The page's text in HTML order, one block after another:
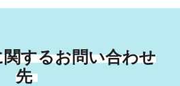
するお問い合わせ
先